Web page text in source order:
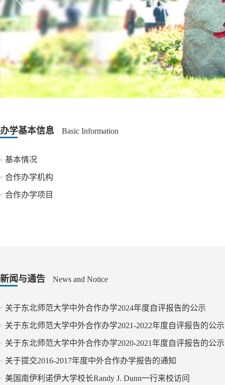
办学基本信息 Basic Information
基本情况
合作办学机构
合作办学项目
新闻与通告 News and Notice
关于东北师范大学中外合作办学2024年度自评报告的公示
关于东北师范大学中外合作办学2021-2022年度自评报告的公示
关于东北师范大学中外合作办学2020-2021年度自评报告的公示
关于提交2016-2017年度中外合作办学报告的通知
美国南伊利诺伊大学校长Randy J. Dunn一行来校访问